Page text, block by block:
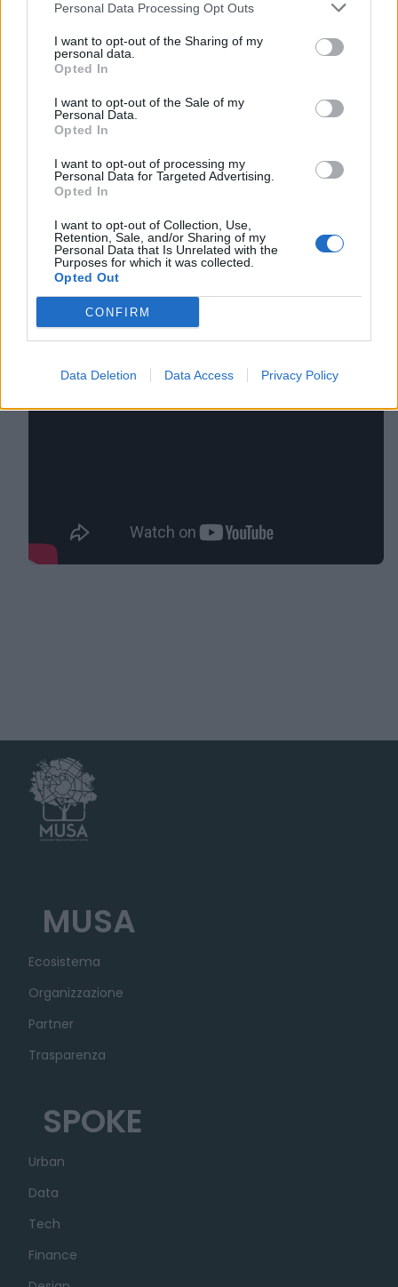
Personal Data Processing Opt Outs
I want to opt-out of the Sharing of my
personal data.
Opted In
I want to opt-out of the Sale of my
Personal Data.
Opted In
I want to opt-out of processing my
Personal Data for Targeted Advertising.
Opted In
I want to opt-out of Collection, Use,
Retention, Sale, and/or Sharing of my
Personal Data that Is Unrelated with the
Purposes for which it was collected.
Opted Out
CONFIRM
Data Deletion Data Access Privacy Policy
Università degli Studi di Pavia, Università
degli Studi di Padova, Politecnico di Bari,
Università Ca’ Foscari di Venezia,
Università Cattolica di Milano, Politecnico
di Torino, Università di Torino, Università
Vita-Salute San Raffaele, Contamination
Lab Università di Pisa, Social Innovation
Teams, BiM, Netval, MITO Technology,
Istituto Italiano di Tecnologia, Scientifica
Venture Capital e Forest Valley.
locandina
MUSA
Ecosistema
Organizzazione
Partner
Trasparenza
SPOKE
Urban
Data
Tech
Finance